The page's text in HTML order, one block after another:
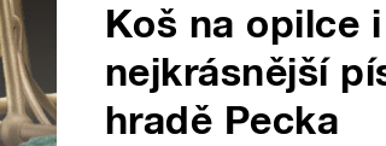
Koš na opilce
nejkrásnější
hradě Pecka